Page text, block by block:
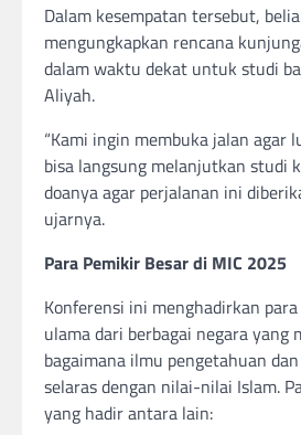
Dalam kesempatan tersebut,
mengungkapkan rencana
dalam waktu dekat untuk studi
Aliyah.
“Kami ingin membuka jalan agar
bisa langsung melanjutkan studi
doanya agar perjalanan ini
ujarnya.
Para Pemikir Besar di MIC 2025
Konferensi ini menghadirkan
ulama dari berbagai negara yang
bagaimana ilmu pengetahuan
selaras dengan nilai-nilai Islam.
yang hadir antara lain: